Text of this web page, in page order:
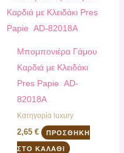
Μπομπονιέρα Γάμου
Καρδιά με Κλειδάκι
Pres Papie AD-
82018A
Κατηγορία luxury
2,65 € ΠΡΟΣΘΉΚΗ
ΣΤΟ ΚΑΛΆΘΙ